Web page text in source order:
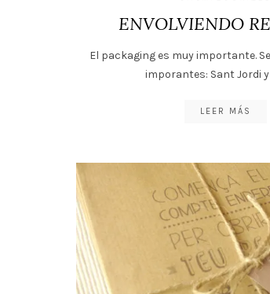
ENVOLVIENDO
El packaging es muy importante.
imporantes: Sant Jordi
LEER MÁS